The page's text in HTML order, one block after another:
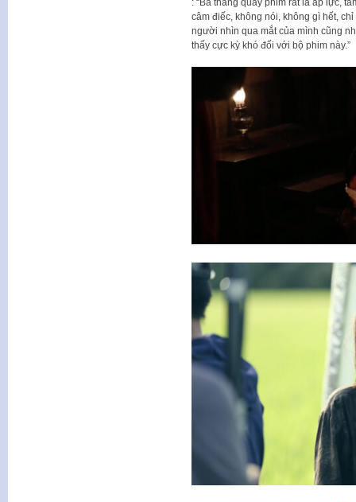
: “Ba tháng quay phim rất là áp lực,
câm điếc, không nói, không gì hết,
người nhìn qua mắt của mình cũng
thấy cực kỳ khó đối với bộ phim này.”